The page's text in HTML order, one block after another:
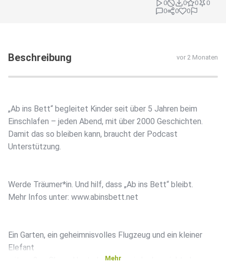
0 0 0
0
0
0 0
Beschreibung vor 2 Monaten
„Ab ins Bett“ begleitet Kinder seit über 5 Jahren beim
Einschlafen – jeden Abend, mit über 2000 Geschichten.
Damit das so bleiben kann, braucht der Podcast
Unterstützung.
Werde Träumer*in. Und hilf, dass „Ab ins Bett“ bleibt.
Mehr Infos unter: www.abinsbett.net
Ein Garten, ein geheimnisvolles Flugzeug und ein kleiner
Elefant
mit großen Ohren: Heute hebt Pupsi ab aber nicht als
Mehr